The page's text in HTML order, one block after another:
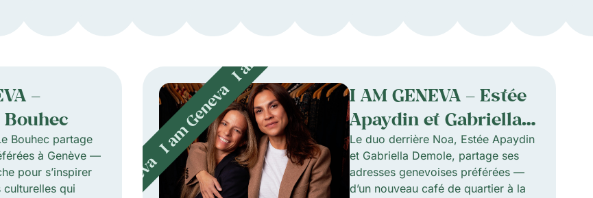
–
Bouhec partage
à Genève —
pour s’inspirer
qui
I AM GENEVA – Estée
Apaydin et Gabriella
Demole
Le duo derrière Noa, Estée Apaydin
et Gabriella Demole, partage ses
adresses genevoises préférées —
d’un nouveau café de quartier à la